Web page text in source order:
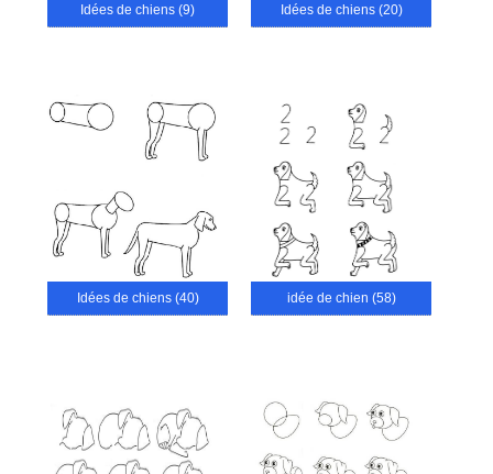
Idées de chiens (9) Idées de chiens (20)
Idées de chiens (40) idée de chien (58)